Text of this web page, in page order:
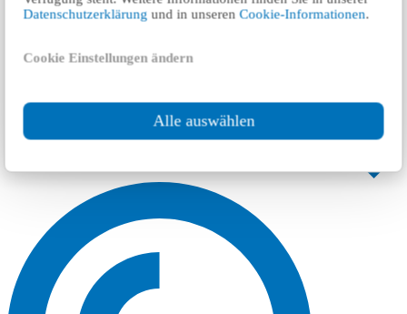
Datenschutzerklärung und in unserenCookie-Informationen.
Cookie Einstellungen ändern
Alle auswählen